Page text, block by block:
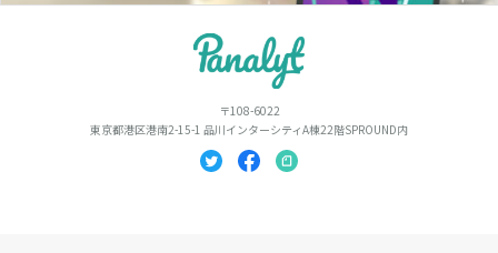
〒108-6022
東京都港区港南2-15-1 品川インターシティA棟22階SPROUND内